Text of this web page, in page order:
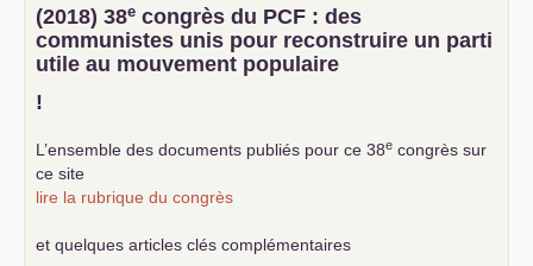
(2018) 38e congrès du PCF : des
communistes unis pour reconstruire un parti
utile au mouvement populaire
!
L’ensemble des documents publiés pour ce 38e congrès sur
ce site
lire la rubrique du congrès
et quelques articles clés complémentaires